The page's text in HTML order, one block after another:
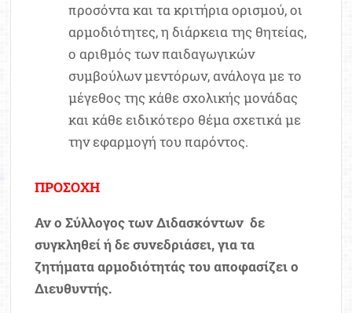
προσόντα και τα κριτήρια ορισμού, οι
αρμοδιότητες, η διάρκεια της θητείας,
ο αριθμός των παιδαγωγικών
συμβούλων μεντόρων, ανάλογα με το
μέγεθος της κάθε σχολικής μονάδας
και κάθε ειδικότερο θέμα σχετικά με
την εφαρμογή του παρόντος.
ΠΡΟΣΟΧΗ
Αν ο Σύλλογος των Διδασκόντων δε
συγκληθεί ή δε συνεδριάσει, για τα
ζητήματα αρμοδιότητάς του αποφασίζει ο
Διευθυντής.